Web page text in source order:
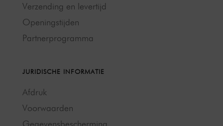
Verzending en levertijd
Openingstijden
Partnerprogramma
JURIDISCHE INFORMATIE
Afdruk
Voorwaarden
Gegevensbescherming